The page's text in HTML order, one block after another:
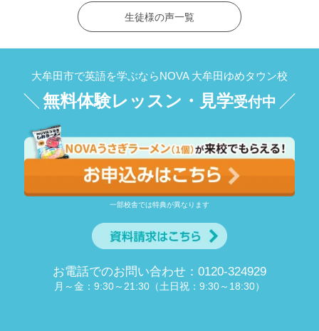
生徒様の声一覧
大牟田市で英語を学ぶならNOVA 大牟田ゆめタウン校
無料体験レッスン・見学受付中
一部校舎では特典が異なります
お電話でのお問い合わせ：0120-324929
月～金：9:30～21:30（土日祝：9:30～18:30）